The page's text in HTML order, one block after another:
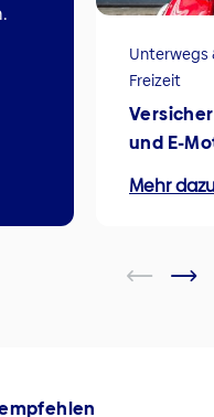
Unterwegs
Freizeit
und E-
Mehr